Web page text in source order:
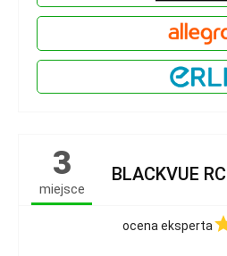
3
miejsce
BLACKVUE
ocena eksperta